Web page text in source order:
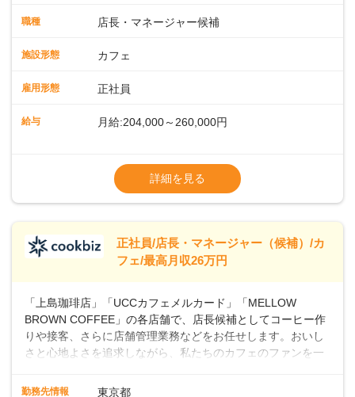
タートも安心 ◎サポート体制充実コーヒーの知識から接客マ
から40代まで幅広い年齢層が活躍しており、チームワークも
るので、スムーズに業務に馴染める環境です。「カフェの接
長として活躍を！接客業務になれたら、売上・シフト・在庫
一切無用♪一つひとつをしっかり伝えていきますので、無理の
ないペースで覚えていきましょう！さらにマネージャーへの
職種 店長・マネージャー候補
施設形態 カフェ
雇用形態 正社員
給与 月給:204,000～260,000円
ます・東日本エリア：月給21万4000～27万
※経験・スキルを考慮の上、決定します。
※別途、残業代および各種手当あり
※試用期間なし
■店長職： ・西日本／月給26万7500円
万円＋賞与(年3回)・店長職：年収410万円／
詳細を見る
正社員/店長・マネージャー（候補）/カ
フェ/最高月収26万円
「上島珈琲店」「UCCカフェメルカード」「MELLOW
BROWN COFFEE」の各店舗で、店長候補としてコーヒー作
りや接客、さらに店舗管理業務などをお任せします。おいし
さと心地よさを追求しながら、私たちのカフェのファンを一
の抽出や各種ドリンクの作成お客様のご案内、レジ対応軽食
勤務先情報 東京都